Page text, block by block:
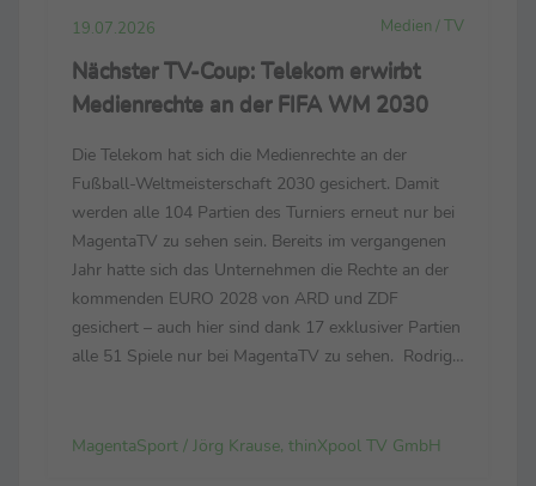
19.07.2026 Medien / TV
Nächster TV-Coup: Telekom erwirbt
Medienrechte an der FIFA WM 2030
Die Telekom hat sich die Medienrechte an der
Fußball-Weltmeisterschaft 2030 gesichert. Damit
werden alle 104 Partien des Turniers erneut nur bei
MagentaTV zu sehen sein. Bereits im vergangenen
Jahr hatte sich das Unternehmen die Rechte an der
kommenden EURO 2028 von ARD und ZDF
gesichert – auch hier sind dank 17 exklusiver Partien
alle 51 Spiele nur bei MagentaTV zu sehen. Rodrigo
uns eine Fußball...
MagentaSport / Jörg Krause, thinXpool TV GmbH